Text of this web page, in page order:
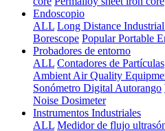
Endoscopio
ALL Long Distance
Borescope Popular Portable
Probadores de entorno
ALL Contadores de Partículas
Ambient Air Quality
Sonómetro Digital Autorango
Noise Dosimeter
Instrumentos Industriales
ALL Medidor de flujo